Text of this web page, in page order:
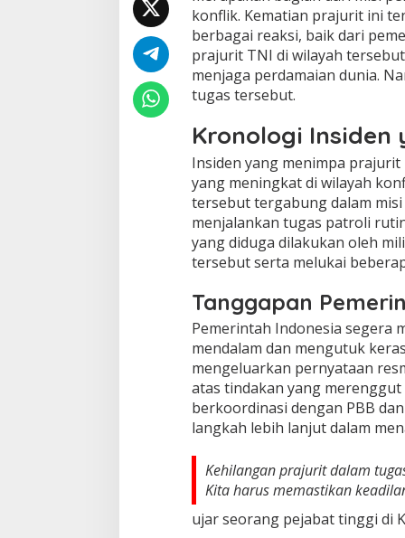
konflik. Kematian prajurit ini
berbagai reaksi, baik dari
prajurit TNI di wilayah
menjaga perdamaian dunia.
tugas tersebut.
Kronologi Insiden
Insiden yang menimpa
yang meningkat di wilayah
tersebut tergabung dalam
menjalankan tugas patroli
yang diduga dilakukan oleh
tersebut serta melukai
Tanggapan
Pemerintah Indonesia segera
mendalam dan mengutuk
mengeluarkan pernyataan
atas tindakan yang
berkoordinasi dengan PBB
langkah lebih lanjut dalam
Kehilangan prajurit dalam
Kita harus memastikan
ujar seorang pejabat tinggi di